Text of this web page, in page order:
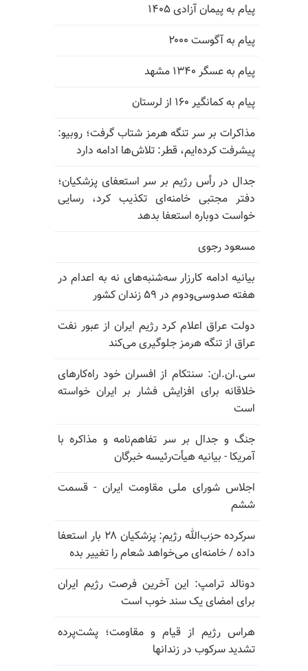
پیام به پیمان آزادی ۱۴۰۵
پیام به آگوست ۲۰۰۰
پیام به عسگر ۱۳۴۰ مشهد
پیام به کمانگیر ۱۶۰ از لرستان
مذاکرات بر سر تنگه هرمز شتاب گرفت؛ روبیو:
پیشرفت کرده‌ایم، قطر: تلاش‌ها ادامه دارد
جدال در رأس رژیم بر سر استعفای پزشکیان؛
دفتر مجتبی خامنه‌ای تکذیب کرد، رسایی
خواست دوباره استعفا بدهد
مسعود رجوی
بیانیه ادامه کارزار سه‌شنبه‌های نه به اعدام در
هفته صدوسی‌و‌دوم در ۵۹ زندان کشور
دولت عراق اعلام کرد رژیم ایران از عبور نفت
عراق از تنگه هرمز جلوگیری می‌کند
سی.ان.ان: سنتکام از افسران خود راه‌کارهای
خلاقانه برای افزایش فشار بر ایران خواسته
است
جنگ و جدال بر سر تفاهم‌نامه و مذاکره با
آمریکا - بیانیه هیأت‌رئیسه خبرگان
اجلاس شورای ملی مقاومت ایران - قسمت
ششم
سرکرده حزب‌الله رژیم: پزشکیان ۲۸ بار استعفا
داده / خامنه‌ای می‌خواهد شعام را تغییر بده
دونالد ترامپ: این آخرین فرصت رژیم ایران
برای امضای یک سند خوب است
هراس رژیم از قیام و مقاومت؛ پشت‌پرده
تشدید سرکوب در زندانها